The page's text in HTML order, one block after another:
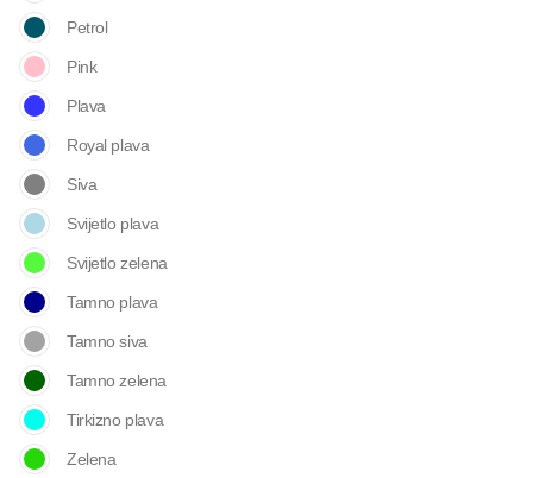
Petrol
Pink
Plava
Royal plava
Siva
Svijetlo plava
Svijetlo zelena
Tamno plava
Tamno siva
Tamno zelena
Tirkizno plava
Zelena